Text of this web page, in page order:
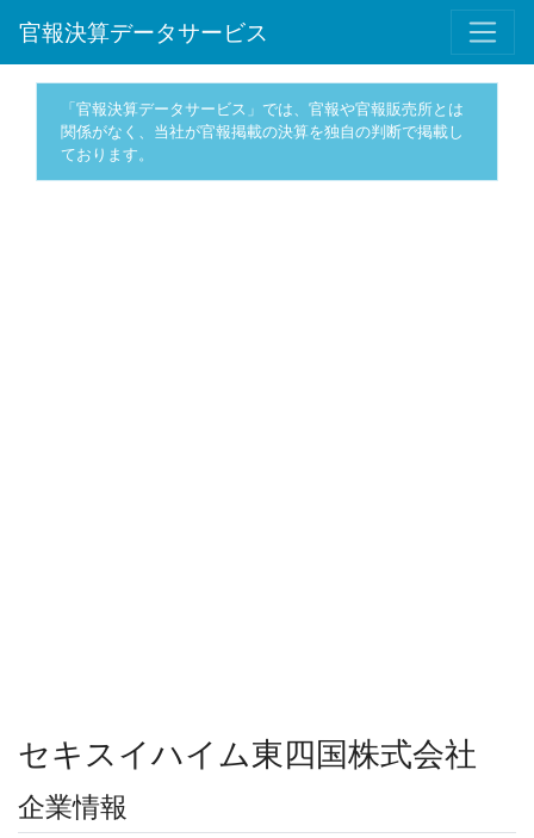
官報決算データサービス
「官報決算データサービス」では、官報や官報販売所とは
関係がなく、当社が官報掲載の決算を独自の判断で掲載し
ております。
セキスイハイム東四国株式会社
企業情報